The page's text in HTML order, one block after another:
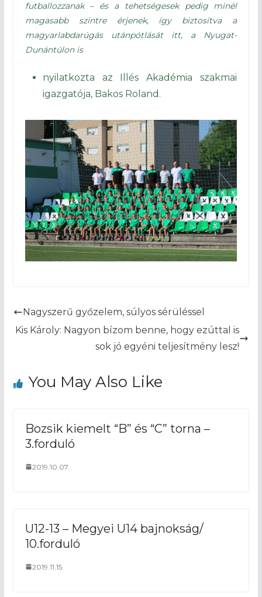
futballozzanak – és a tehetségesek pedig minél
magasabb szintre érjenek, így biztosítva a
magyarlabdarúgás utánpótlását itt, a Nyugat-
Dunántúlon is
nyilatkozta az Illés Akadémia szakmai
igazgatója, Bakos Roland.
Nagyszerű győzelem, súlyos sérüléssel
Kis Károly: Nagyon bízom benne, hogy ezúttal is
sok jó egyéni teljesítmény lesz!
You May Also Like
Bozsik kiemelt “B” és “C” torna –
3.forduló
2019.10.07.
U12-13 – Megyei U14 bajnokság/
10.forduló
2019.11.15.